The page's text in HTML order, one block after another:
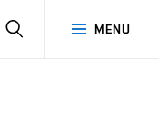
MENU